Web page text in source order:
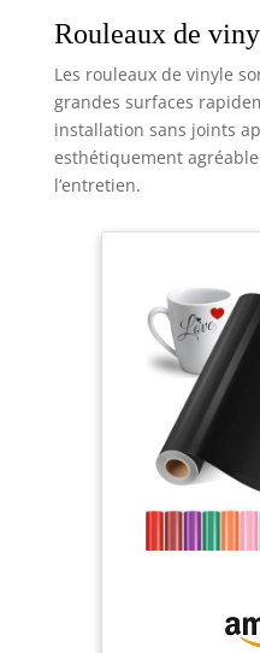
Rouleaux de
Les rouleaux de vinyle
grandes surfaces
installation sans joints
esthétiquement
l’entretien.